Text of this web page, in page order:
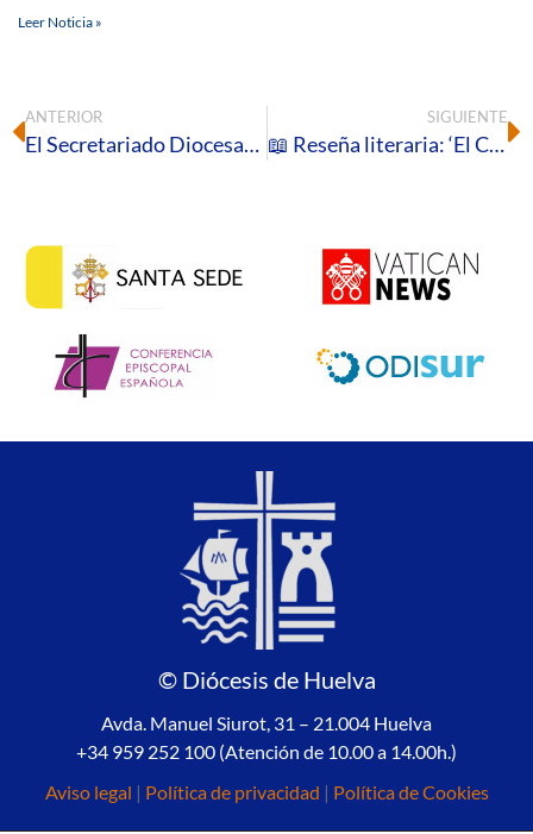
Leer Noticia »
ANTERIOR
El Secretariado Diocesano de Migraciones convoca el último Círculo de Silencio del curso pastoral en favor de las personas refugiadas
SIGUIENTE
📖 Reseña literaria: ‘El Corazón de Cristo y sus símbolos’, de Charles André Bernard
© Diócesis de Huelva
Avda. Manuel Siurot, 31 – 21.004 Huelva
+34 959 252 100 (Atención de 10.00 a 14.00h.)
Aviso legal | Política de privacidad | Política de Cookies